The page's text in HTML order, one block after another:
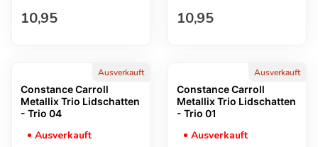
Regulärer Preis
10,95 Regulärer Preis
10,95
Ausverkauft
Constance Carroll
Metallix Trio Lidschatten
- Trio 04
Ausverkauft
Ausverkauft
Constance Carroll
Metallix Trio Lidschatten
- Trio 01
Ausverkauft